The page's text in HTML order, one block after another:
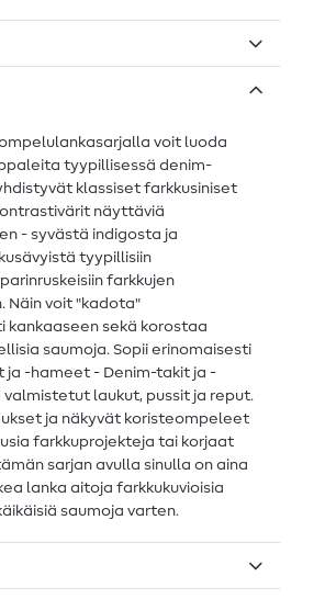
voit luoda
tyypillisessä denim-
klassiset farkkusiniset
näyttäviä
- syvästä indigosta ja
tyypillisiin
farkkujen
Näin voit "kadota"
sekä korostaa
saumoja. Sopii erinomaisesti
ja -hameet - Denim-takit ja -
valmistetut laukut, pussit ja reput.
ja näkyvät koristeompeleet
farkkuprojekteja tai korjaat
sarjan avulla sinulla on aina
lanka aitoja farkkukuvioisia
saumoja varten.